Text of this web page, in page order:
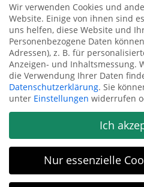
Ich bin mit der Verarbeitung
Datenschutzerklärung
Wir verwenden Cookies und
Website. Einige von ihnen sind
uns helfen, diese Website und
Personenbezogene Daten
Adressen), z. B. für
Anzeigen- und Inhaltsmessung.
die Verwendung Ihrer Daten
Datenschutzerklärung. Sie
unter Einstellungen widerrufen
Ich
Nur essenzielle